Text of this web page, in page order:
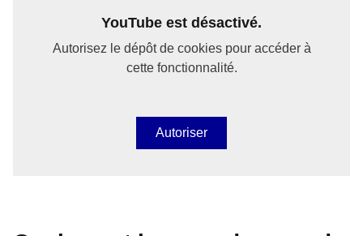
YouTube est désactivé.
Autorisez le dépôt de cookies pour accéder à
cette fonctionnalité.
Autoriser